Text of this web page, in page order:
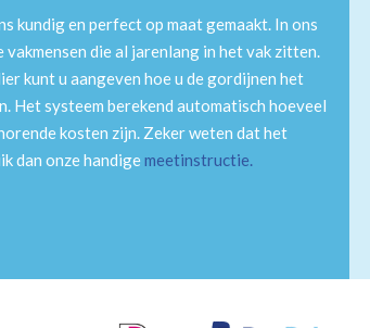
kundig en perfect op maat gemaakt. In ons
die al jarenlang in het vak zitten.
kunt u aangeven hoe u de gordijnen het
Het systeem berekend automatisch hoeveel
kosten zijn. Zeker weten dat het
dan onze handigemeetinstructie.